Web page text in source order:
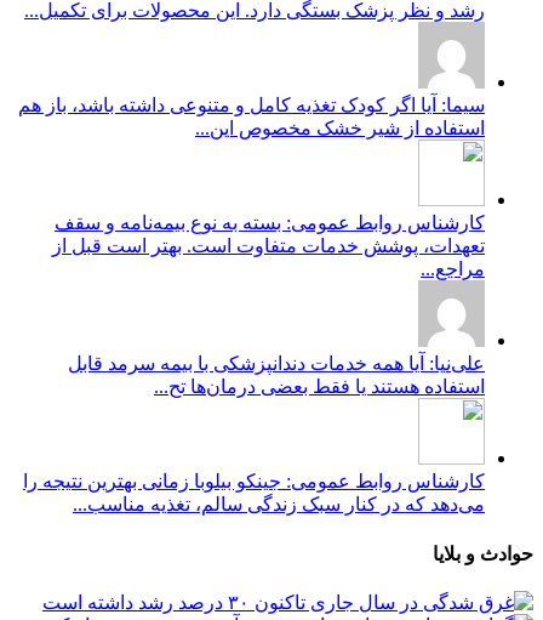
رشد و نظر پزشک بستگی دارد. این محصولات برای تکمیل...
سیما: آیا اگر کودک تغذیه کامل و متنوعی داشته باشد، باز هم
استفاده از شیر خشک مخصوص این...
کارشناس روابط عمومی: بسته به نوع بیمه‌نامه و سقف
تعهدات، پوشش خدمات متفاوت است. بهتر است قبل از
مراجع...
علی‌نیا: آیا همه خدمات دندانپزشکی با بیمه سرمد قابل
استفاده هستند یا فقط بعضی درمان‌ها تح...
کارشناس روابط عمومی: جینکو بیلوبا زمانی بهترین نتیجه را
می‌دهد که در کنار سبک زندگی سالم، تغذیه مناسب...
حوادث و بلایا